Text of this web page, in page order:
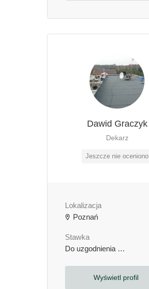
Dawid Graczyk
Dekarz
Jeszcze nie oceniono
Lokalizacja
Poznań
Stawka
Do uzgodnienia
Wyświetl profil